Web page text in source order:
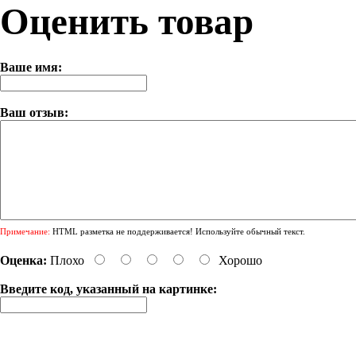
Оценить товар
Ваше имя:
Ваш отзыв:
Примечание: HTML разметка не поддерживается! Используйте обычный текст.
Оценка: Плохо Хорошо
Введите код, указанный на картинке: